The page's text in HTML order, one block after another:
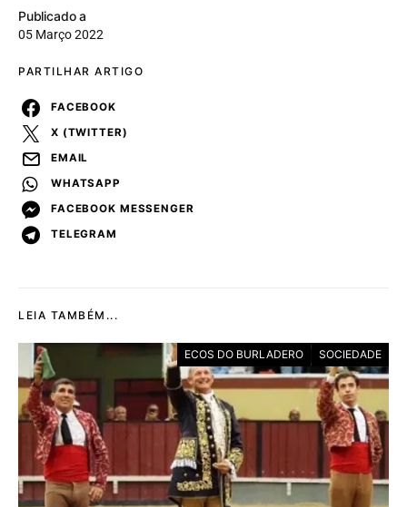
Publicado a
05 Março 2022
PARTILHAR ARTIGO
FACEBOOK
X (TWITTER)
EMAIL
WHATSAPP
FACEBOOK MESSENGER
TELEGRAM
LEIA TAMBÉM...
ECOS DO BURLADERO SOCIEDADE